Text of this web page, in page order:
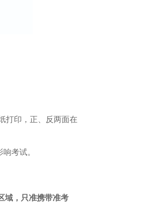
打印，正、反两面在
考试。
域，只准携带准考